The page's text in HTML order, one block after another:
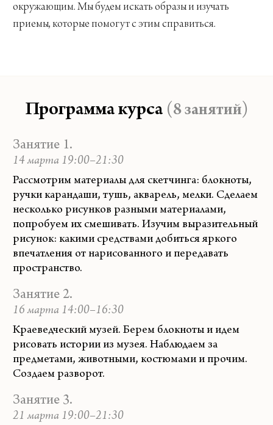
окружающим. Мы будем искать образы и изучать
приемы, которые помогут с этим справиться.
Программа курса (8 занятий)
Занятие 1.
14 марта 19:00–21:30
Рассмотрим материалы для скетчинга: блокноты,
ручки карандаши, тушь, акварель, мелки. Сделаем
несколько рисунков разными материалами,
попробуем их смешивать. Изучим выразительный
рисунок: какими средствами добиться яркого
впечатления от нарисованного и передавать
пространство.
Занятие 2.
16 марта 14:00–16:30
Краеведческий музей. Берем блокноты и идем
рисовать истории из музея. Наблюдаем за
предметами, животными, костюмами и прочим.
Создаем разворот.
Занятие 3.
21 марта 19:00–21:30